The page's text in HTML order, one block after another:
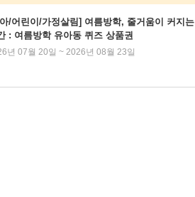
/어린이/가정살림] 여름방학, 줄거움이 커지는
: 여름방학 유아동 퀴즈 상품권
년 07월 20일 ~ 2026년 08월 23일